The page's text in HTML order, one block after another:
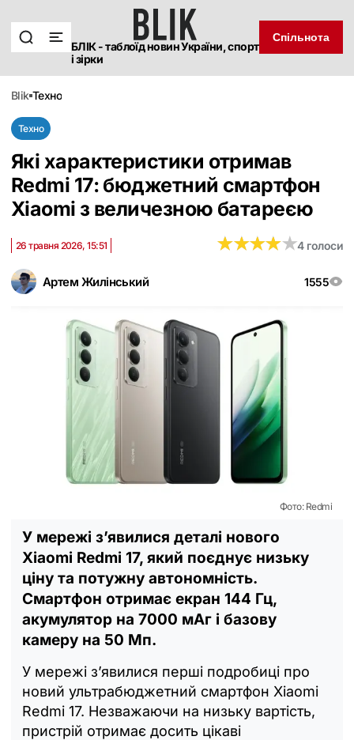
БЛІК - таблоїд новин України, спорт
і зірки
Спільнота
blik техно
Техно
Які характеристики отримав
Redmi 17: бюджетний смартфон
Xiaomi з величезною батареєю
Артем Жилінський 1555
26 травня 2026, 15:51 ★★★★★
★★★★★4 голоси
Фото: Redmi
У мережі з’явилися деталі нового
Xiaomi Redmi 17, який поєднує низьку
ціну та потужну автономність.
Смартфон отримає екран 144 Гц,
акумулятор на 7000 мАг і базову
камеру на 50 Мп.
У мережі з’явилися перші подробиці про
новий ультрабюджетний смартфон Xiaomi
Redmi 17. Незважаючи на низьку вартість,
пристрій отримає досить цікаві